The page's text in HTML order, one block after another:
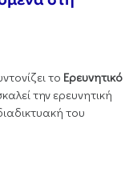
το Ερευνητικό
την ερευνητική
του